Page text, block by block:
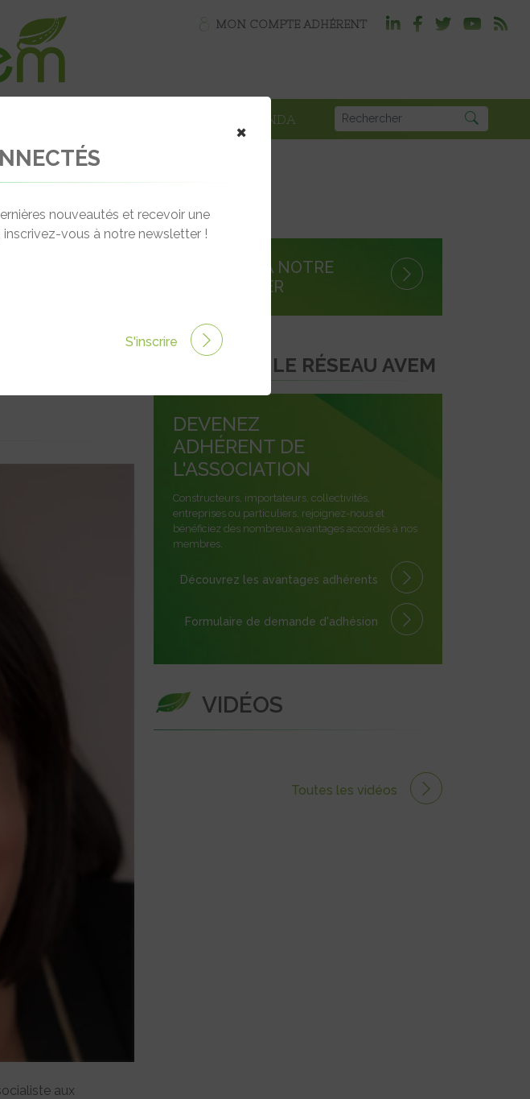
MON COMPTE ADHÉRENT
AGENDA
aux
S'INSCRIRE À NOTRE
NEWSLETTER
REJOINDRE LE RÉSEAU AVEM
DEVENEZ
ADHÉRENT DE
L'ASSOCIATION
Constructeurs, importateurs, collectivités,
entreprises ou particuliers, rejoignez-nous et
bénéficiez des nombreux avantages accordés à nos
membres.
Découvrez les avantages adhérents
Formulaire de demande d'adhésion
VIDÉOS
Toutes les vidéos
×
nouveautés et recevoir une
vous à notre newsletter !
S'inscrire